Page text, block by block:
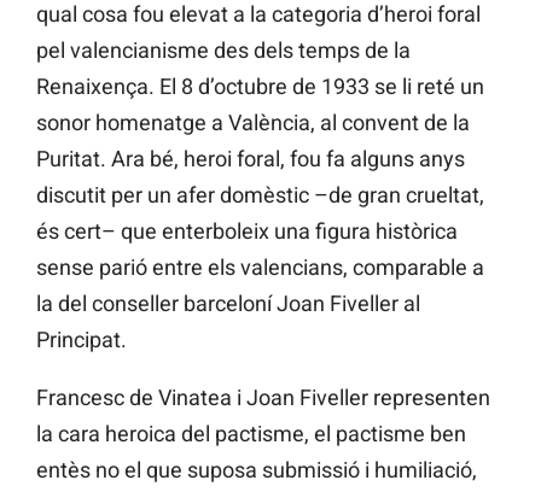
qual cosa fou elevat a la categoria d’heroi foral
pel valencianisme des dels temps de la
Renaixença. El 8 d’octubre de 1933 se li reté un
sonor homenatge a València, al convent de la
Puritat. Ara bé, heroi foral, fou fa alguns anys
discutit per un afer domèstic –de gran crueltat,
és cert– que enterboleix una figura històrica
sense parió entre els valencians, comparable a
la del conseller barceloní Joan Fiveller al
Principat.
Francesc de Vinatea i Joan Fiveller representen
la cara heroica del pactisme, el pactisme ben
entès no el que suposa submissió i humiliació,